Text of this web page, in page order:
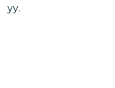
уу.